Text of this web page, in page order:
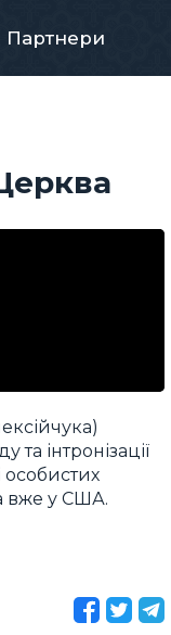
Партнери
інтронізації
вже у США.